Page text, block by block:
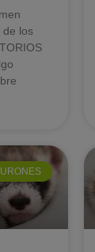
de los